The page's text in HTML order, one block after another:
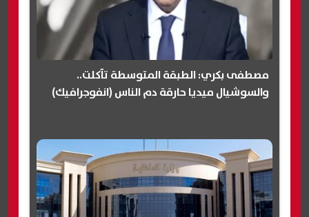
مصطفى بكري: الطبقة المتوسطة تآكلت..
والسوشيال ميديا حارقة دم الناس (انفوجرافيك)